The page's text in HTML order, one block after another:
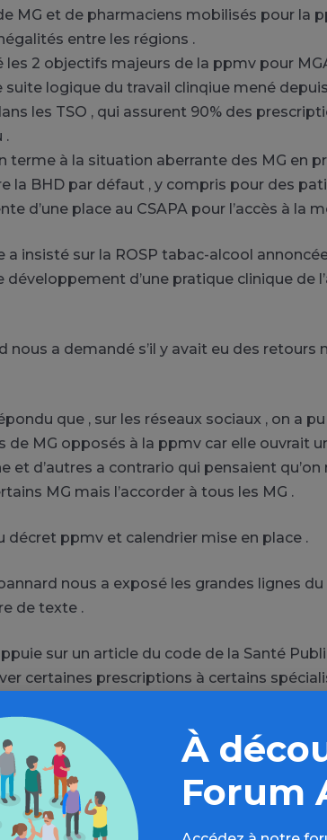
MG et de pharmaciens mobilisés pour la
entre les régions .
les 2 objectifs majeurs de la ppmv pour
suite logique du travail clinqiue mené
les TSO , qui assurent 90% des
.
terme à la situation aberrante des MG en
la BHD par défaut , y compris pour des
d’une place au CSAPA pour l’accès à la
a insisté sur la ROSP tabac-alcool
développement d’une pratique clinique de
nous a demandé s’il y avait eu des retours
que , sur les réseaux sociaux , on a
de MG opposés à la ppmv car elle ouvrait
et d’autres a contrario qui pensaient
MG mais l’accorder à tous les MG .
décret ppmv et calendrier mise en place .
nous a exposé les grandes lignes
de texte .
sur un article du code de la Santé
certaines prescriptions à certains
peut être valable pour d’autres
sur la ppmv devant passer en conseil d’état
et de de la DGOS ayant nécessité de longs
se mettent d’accord . Un consensus a
À
Forum